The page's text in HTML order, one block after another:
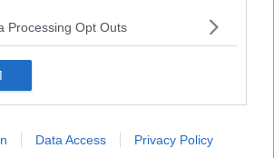
Processing Opt Outs
Data Access Privacy Policy
negli uffici ha accusato un malore, dunque
un incidente, e da ciò
. Il veicolo è risultato intestato a un cittadino
carte di credito trovate nel portafogli del
l'uomo, di origini senegalesi, ha
della vettura, indicando il luogo in cui